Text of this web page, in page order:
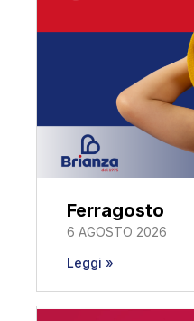
Ferragosto
6 AGOSTO 2026
Leggi »